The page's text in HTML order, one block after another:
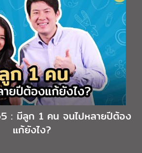
: มีลูก 1 คน จนไปหลายปีต้อง
แก้ยังไง?